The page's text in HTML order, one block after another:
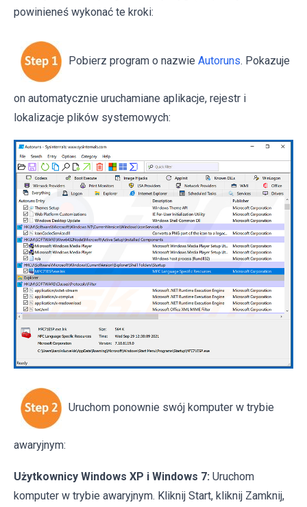
powinieneś wykonać te kroki:
Pobierz program o nazwie Autoruns. Pokazuje
on automatycznie uruchamiane aplikacje, rejestr i
lokalizacje plików systemowych:
Uruchom ponownie swój komputer w trybie
awaryjnym:
Użytkownicy Windows XP i Windows 7: Uruchom
komputer w trybie awaryjnym. Kliknij Start, kliknij Zamknij,